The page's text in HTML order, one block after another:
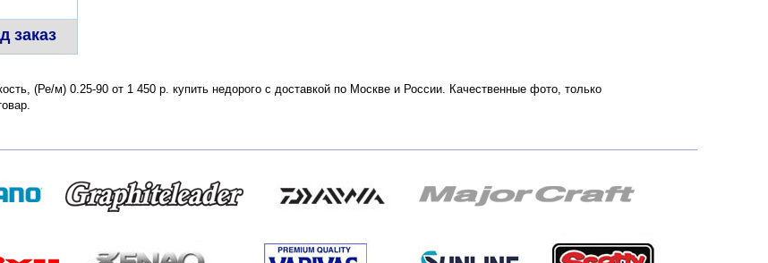
заказ
(Ре/м) 0.25-90 от 1 450 р. купить недорого с доставкой по Москве и России. Качественные фото, только